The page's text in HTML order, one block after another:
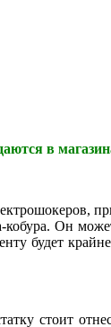
в
кобура. Он
будет
стоит